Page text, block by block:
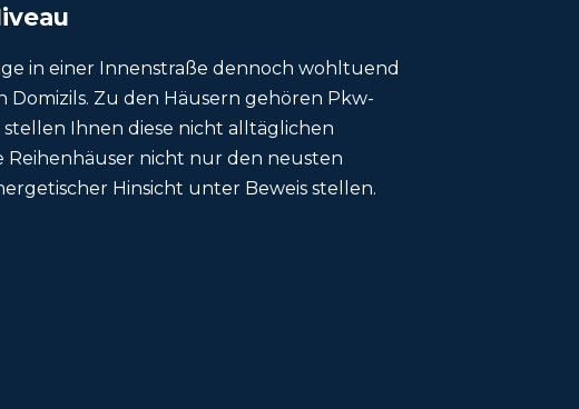
in einer Innenstraße dennoch wohltuend
Zu den Häusern gehören Pkw-
Ihnen diese nicht alltäglichen
Reihenhäuser nicht nur den neusten
Hinsicht unter Beweis stellen.